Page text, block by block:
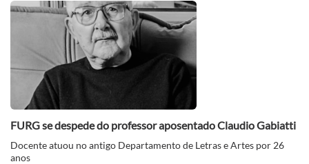
FURG se despede do professor aposentado Claudio Gabiatti
Docente atuou no antigo Departamento de Letras e Artes por 26
anos